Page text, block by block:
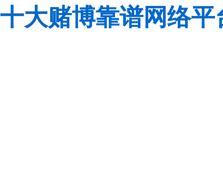
十大赌博靠谱网络平